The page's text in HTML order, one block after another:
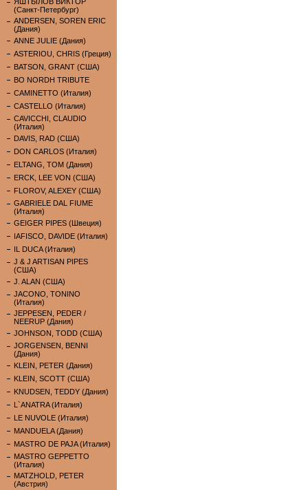
(Санкт-Петербург)
ANDERSEN, SOREN ERIC
(Дания)
ANNE JULIE (Дания)
ASTERIOU, CHRIS (Греция)
BATSON, GRANT (США)
BO NORDH TRIBUTE
CAMINETTO (Италия)
CASTELLO (Италия)
CAVICCHI, CLAUDIO
(Италия)
DAVIS, RAD (США)
DON CARLOS (Италия)
ELTANG, TOM (Дания)
ERCK, LEE VON (США)
FLOROV, ALEXEY (США)
GABRIELE DAL FIUME
(Италия)
GEIGER PIPES (Швеция)
IAFISCO, DAVIDE (Италия)
IL DUCA (Италия)
J & J ARTISAN PIPES
(США)
J. ALAN (США)
JACONO, TONINO
(Италия)
JEPPESEN, PEDER /
NEERUP (Дания)
JOHNSON, TODD (США)
JORGENSEN, BENNI
(Дания)
KLEIN, PETER (Дания)
KLEIN, SCOTT (США)
KNUDSEN, TEDDY (Дания)
L`ANATRA (Италия)
LE NUVOLE (Италия)
MANDUELA (Дания)
MASTRO DE PAJA (Италия)
MASTRO GEPPETTO
(Италия)
MATZHOLD, PETER
(Австрия)